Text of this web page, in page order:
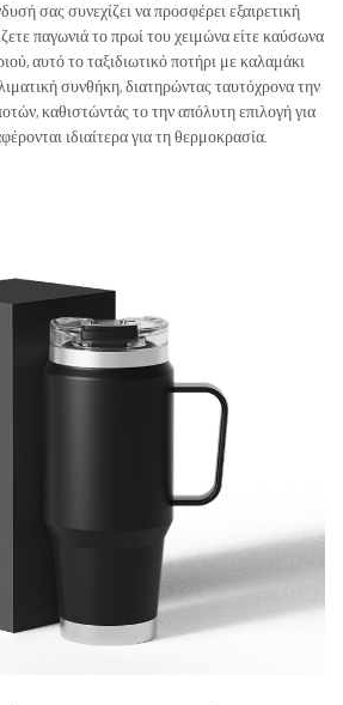
σας συνεχίζει να προσφέρει εξαιρετική
παγωνιά το πρωί του χειμώνα είτε καύσωνα
αυτό το ταξιδιωτικό ποτήρι με καλαμάκι
συνθήκη, διατηρώντας ταυτόχρονα την
καθιστώντάς το την απόλυτη επιλογή για
ιδιαίτερα για τη θερμοκρασία.